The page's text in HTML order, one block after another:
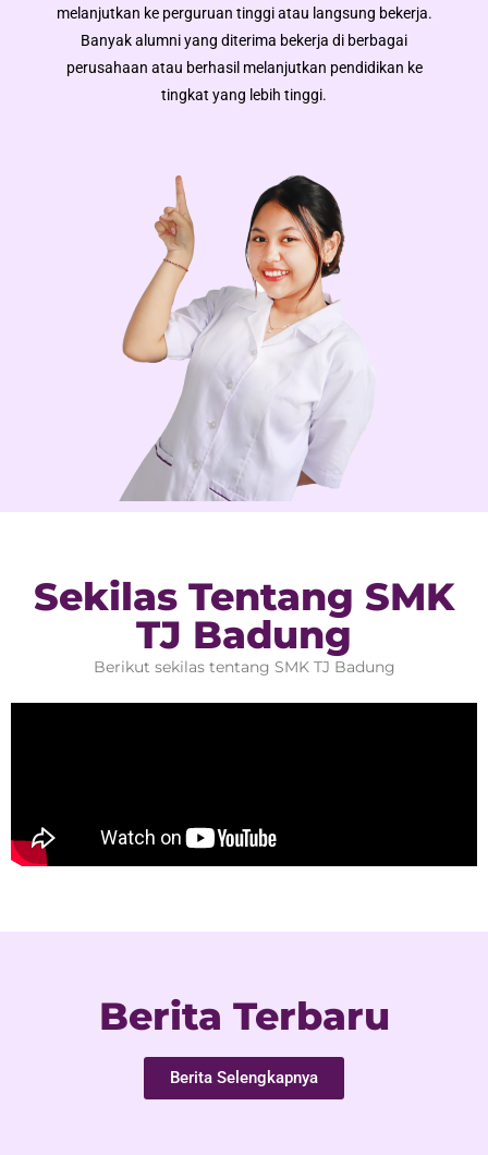
melanjutkan ke perguruan tinggi atau langsung bekerja.
Banyak alumni yang diterima bekerja di berbagai
perusahaan atau berhasil melanjutkan pendidikan ke
tingkat yang lebih tinggi.
Sekilas Tentang SMK
TJ Badung
Berikut sekilas tentang SMK TJ Badung
Berita Terbaru
Berita Selengkapnya